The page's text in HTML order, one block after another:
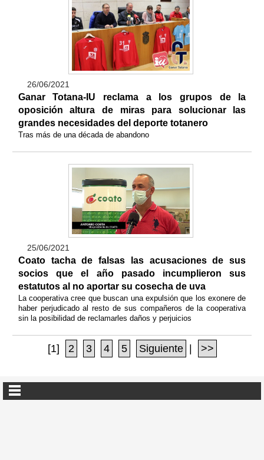
26/06/2021
Ganar Totana-IU reclama a los grupos de la
oposición altura de miras para solucionar las
grandes necesidades del deporte totanero
Tras más de una década de abandono
25/06/2021
Coato tacha de falsas las acusaciones de sus
socios que el año pasado incumplieron sus
estatutos al no aportar su cosecha de uva
La cooperativa cree que buscan una expulsión que los exonere de
haber perjudicado al resto de sus compañeros de la cooperativa
sin la posibilidad de reclamarles daños y perjuicios
[1] 2 3 4 5 Siguiente | >>